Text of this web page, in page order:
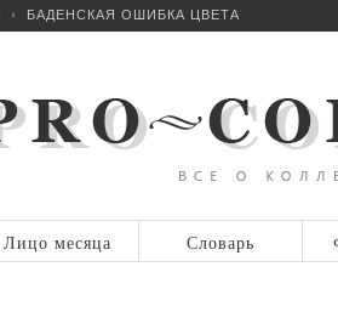
БАДЕНСКАЯ ОШИБКА ЦВЕТА
Лицо месяца Словарь